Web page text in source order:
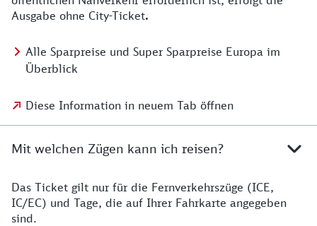
Ausgabe ohne City-Ticket.
Alle Sparpreise und Super Sparpreise Europa im
Überblick
Diese Information in neuem Tab öffnen
Mit welchen Zügen kann ich reisen?
Das Ticket gilt nur für die Fernverkehrszüge (ICE,
IC/EC) und Tage, die auf Ihrer Fahrkarte angegeben
sind.